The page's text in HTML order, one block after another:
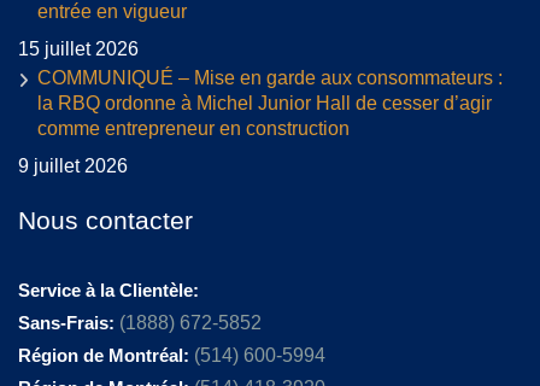
entrée en vigueur
15 juillet 2026
COMMUNIQUÉ – Mise en garde aux consommateurs :
la RBQ ordonne à Michel Junior Hall de cesser d’agir
comme entrepreneur en construction
9 juillet 2026
Nous contacter
Service à la Clientèle:
Sans-Frais: (1888) 672-5852
Région de Montréal: (514) 600-5994